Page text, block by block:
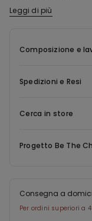
La poliammide del
che non hanno
Leggi di più
Composizione e
Spedizioni e Resi
Cerca in store
Progetto Be The
Consegna a
Per ordini superiori a